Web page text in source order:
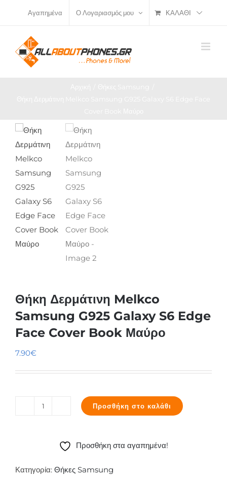
περιεχόμενο
Αγαπημένα Ο Λογαριασμός μου ΚΑΛΆΘΙ
Θήκη Δερμάτινη Melkco
Samsung G925 Galaxy S6 Edge
Face Cover Book Μαύρο
7.90€
Melkco
G925
Προσθήκη στο καλάθι
Προσθήκη στα αγαπημένα!
Κατηγορία: Θήκες Samsung